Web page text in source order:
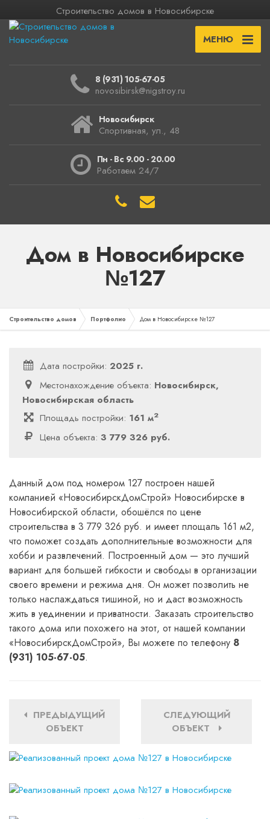
Строительство домов в Новосибирске
МЕНЮ
8 (931) 105-67-05
novosibirsk@nigstroy.ru
Новосибирск
Спортивная, ул., 48
Пн - Вс 9.00 - 20.00
Работаем 24/7
Дом в Новосибирске
№127
Строительство домов Портфолио Дом в Новосибирске №127
Дата постройки: 2025 г.
Местонахождение объекта: Новосибирск,
Новосибирская область
Площадь постройки: 161 м2
Цена объекта: 3 779 326 руб.
Данный дом под номером 127 построен нашей
компанией «НовосибирскДомСтрой» Новосибирске в
Новосибирской области, обошёлся по цене
строительства в 3 779 326 руб. и имеет площаль 161 м2,
что поможет создать дополнительные возможности для
хобби и развлечений. Построенный дом — это лучший
вариант для большей гибкости и свободы в организации
своего времени и режима дня. Он может позволить не
только наслаждаться тишиной, но и даст возможность
жить в уединении и приватности. Заказать строительство
такого дома или похожего на этот, от нашей компании
«НовосибирскДомСтрой», Вы можете по телефону 8
(931) 105-67-05.
ПРЕДЫДУЩИЙ
ОБЪЕКТ
СЛЕДУЮЩИЙ
ОБЪЕКТ